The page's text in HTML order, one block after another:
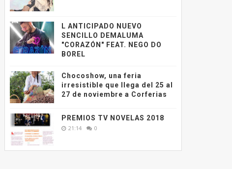
L ANTICIPADO NUEVO
SENCILLO DEMALUMA
"CORAZÓN" FEAT. NEGO DO
BOREL
Chocoshow, una feria
irresistible que llega del 25 al
27 de noviembre a Corferias
PREMIOS TV NOVELAS 2018
21:14 0